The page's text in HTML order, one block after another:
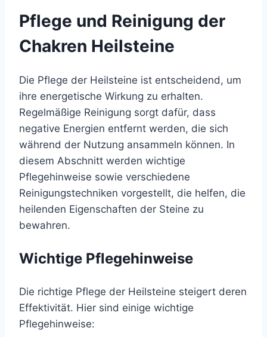
Pflege und Reinigung der
Chakren Heilsteine
Die Pflege der Heilsteine ist entscheidend, um
ihre energetische Wirkung zu erhalten.
Regelmäßige Reinigung sorgt dafür, dass
negative Energien entfernt werden, die sich
während der Nutzung ansammeln können. In
diesem Abschnitt werden wichtige
Pflegehinweise sowie verschiedene
Reinigungstechniken vorgestellt, die helfen, die
heilenden Eigenschaften der Steine zu
bewahren.
Wichtige Pflegehinweise
Die richtige Pflege der Heilsteine steigert deren
Effektivität. Hier sind einige wichtige
Pflegehinweise: